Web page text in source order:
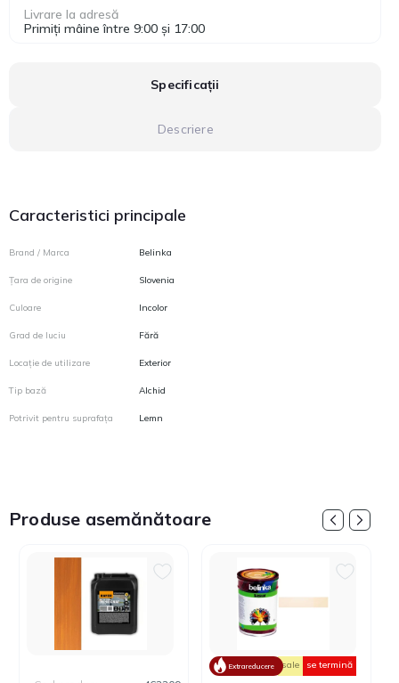
Livrare la adresă
Primiți mâine între 9:00 și 17:00
Specificații
Descriere
Caracteristici principale
Brand / Marca Belinka
Țara de origine Slovenia
Culoare Incolor
Grad de luciu Fără
Locație de utilizare Exterior
Tip bază Alchid
Potrivit pentru suprafața Lemn
Produse asemănătoare
Extrareducere sale se termină